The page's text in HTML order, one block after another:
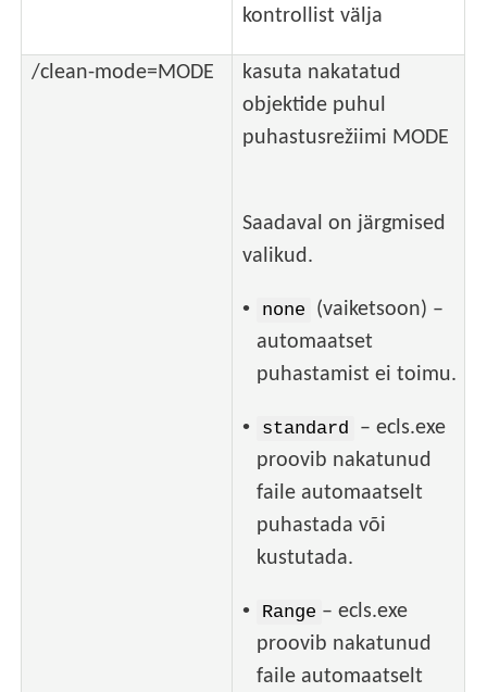
kontrollist välja
/clean-mode=MODE
kasuta nakatatud
objektide puhul
puhastusrežiimi MODE
Saadaval on järgmised
valikud.
• none
(vaiketsoon) –
automaatset
puhastamist ei toimu.
• standard
– ecls.exe
proovib nakatunud
faile automaatselt
puhastada või
kustutada.
• Range – ecls.exe
proovib nakatunud
faile automaatselt